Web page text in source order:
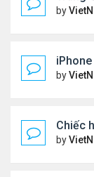
by
iPhone
by
Chiếc
by